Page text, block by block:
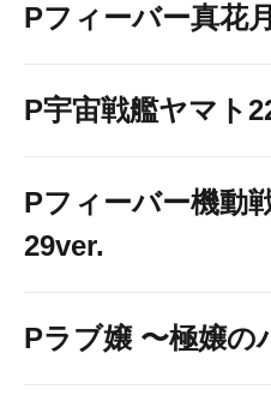
Pフィーバー真花
P宇宙戦艦ヤマト
Pフィーバー機動
29ver.
Pラブ嬢 〜極嬢の